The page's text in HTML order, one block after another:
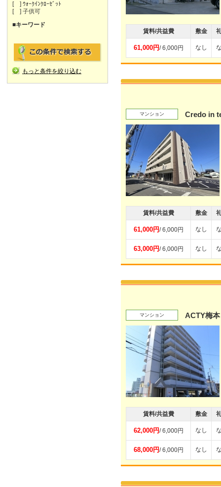
[ ] ｳｫｰｸｲﾝｸﾛｰｾﾞｯﾄ
[ ] 子供可
■キーワード
もっと条件を絞り込む
賃料/共益費 敷金
61,000円/ 6,000円 なし
マンション Credo in
賃料/共益費 敷金
61,000円/ 6,000円 なし
63,000円/ 6,000円 なし
マンション ACTY梅
賃料/共益費 敷金
62,000円/ 6,000円 なし
68,000円/ 6,000円 なし